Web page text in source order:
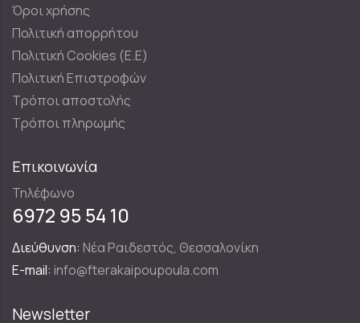
Όροι χρήσης
Πολιτική απορρήτου
Πολιτική Cookies (E.E)
Πολιτική Επιστροφών
Τρόποι αποστολής
Τρόποι πληρωμής
Επικοινωνία
Τηλέφωνο
6972 95 54 10
Διεύθυνση: Νέα Ραιδεστός, Θεσσαλονίκη
E-mail: info@fterakaipoupoula.com
Newsletter